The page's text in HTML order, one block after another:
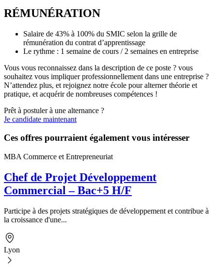
RÉMUNÉRATION
Salaire de 43% à 100% du SMIC selon la grille de
rémunération du contrat d’apprentissage
Le rythme : 1 semaine de cours / 2 semaines en entreprise
Vous vous reconnaissez dans la description de ce poste ? vous
souhaitez vous impliquer professionnellement dans une entreprise ?
N’attendez plus, et rejoignez notre école pour alterner théorie et
pratique, et acquérir de nombreuses compétences !
Prêt à postuler à une alternance ?
Je candidate maintenant
Ces offres pourraient également vous intéresser
MBA Commerce et Entrepreneuriat
Chef de Projet Développement
Commercial – Bac+5 H/F
Participe à des projets stratégiques de développement et contribue à
la croissance d'une...
Lyon